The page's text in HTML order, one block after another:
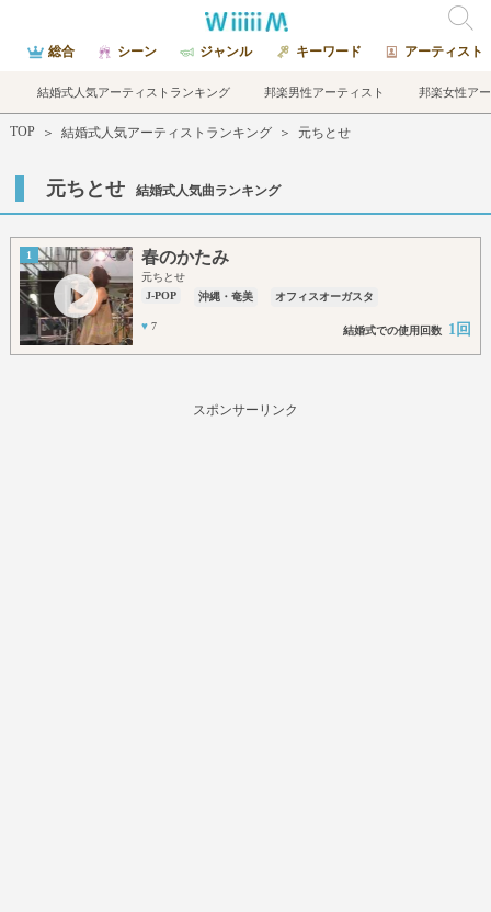
総合 シーン ジャンル キーワード アーティスト
結婚式人気アーティストランキング 邦楽男性アーティスト 邦楽女性ア
TOP ＞ 結婚式人気アーティストランキング ＞ 元ちとせ
元ちとせ 結婚式人気曲ランキング
1 春のかたみ
元ちとせ
J-POP
沖縄・奄美 オフィスオーガスタ
♥ 7 結婚式での使用回数 1回
スポンサーリンク